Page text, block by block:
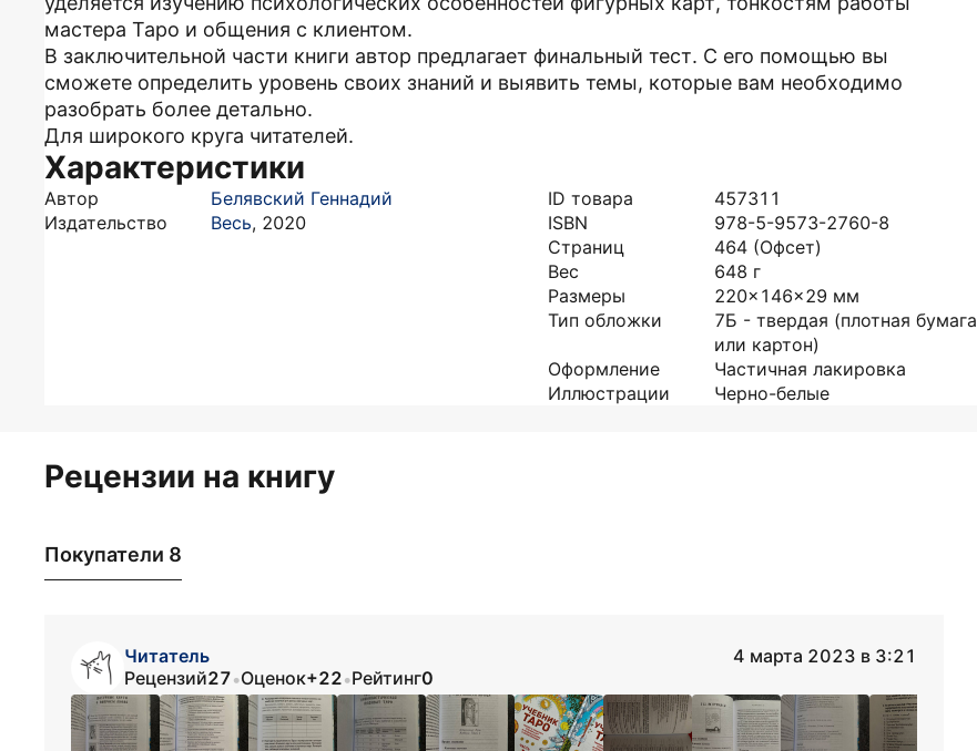
мастера Таро и общения с клиентом.
В заключительной части книги автор предлагает финальный тест. С его помощью вы
сможете определить уровень своих знаний и выявить темы, которые вам необходимо
разобрать более детально.
Для широкого круга читателей.
Характеристики
Автор
Белявский Геннадий
Издательство
Весь, 2020
ID товара
457311
ISBN
978-5-9573-2760-8
Страниц
464 (Офсет)
Вес
648 г
Размеры
220x146x29 мм
Тип обложки
7Б - твердая (плотная бумага
или картон)
Оформление
Частичная лакировка
Иллюстрации
Черно-белые
Рецензии на книгу
Покупатели 8
Читатель
4 марта 2023 в 3:21
Рецензий27•Оценок+22•Рейтинг0